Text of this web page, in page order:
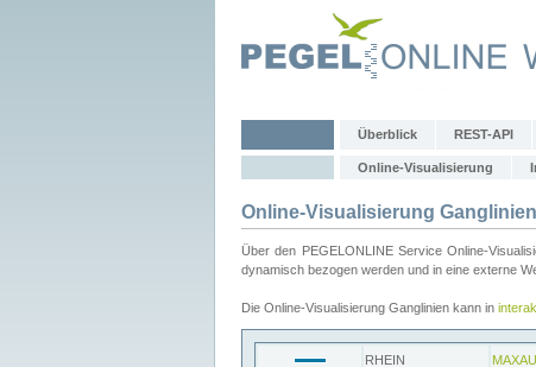
Überblick REST-API
Online-Visualisierung
Online-Visualisierung Ganglinien
Über den PEGELONLINE Service Online-
dynamisch bezogen werden und in eine externe
Die Online-Visualisierung Ganglinien kann in